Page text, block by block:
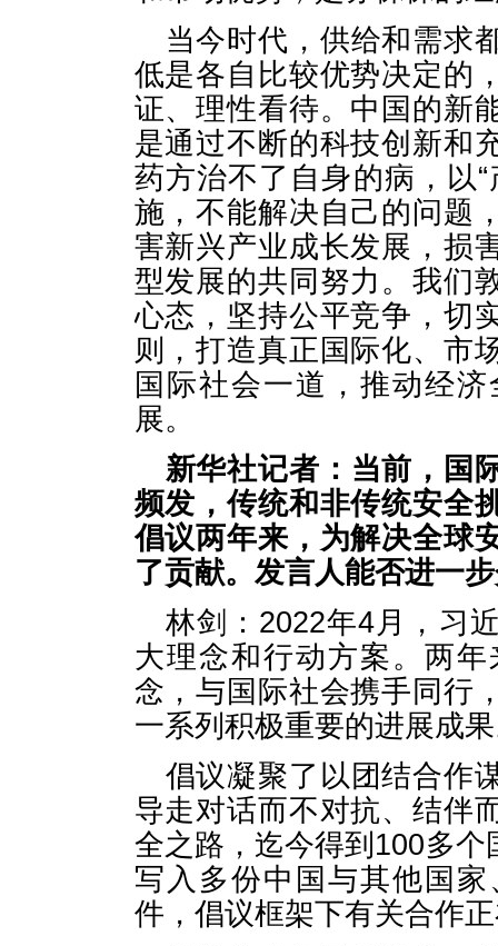
当今时代，供给和需求
低是各自比较优势决定的
证、理性看待。中国的新
是通过不断的科技创新和
药方治不了自身的病，以
施，不能解决自己的问题
害新兴产业成长发展，损
型发展的共同努力。我们
心态，坚持公平竞争，切
则，打造真正国际化、市
国际社会一道，推动经
展。
新华社记者：当前，国
频发，传统和非传统安全
倡议两年来，为解决全球
了贡献。发言人能否进一
林剑：2022年4月，习
大理念和行动方案。两
念，与国际社会携手同行
一系列积极重要的进展成
倡议凝聚了以团结合作
导走对话而不对抗、结伴
全之路，迄今得到100多
写入多份中国与其他国
件，倡议框架下有关合作